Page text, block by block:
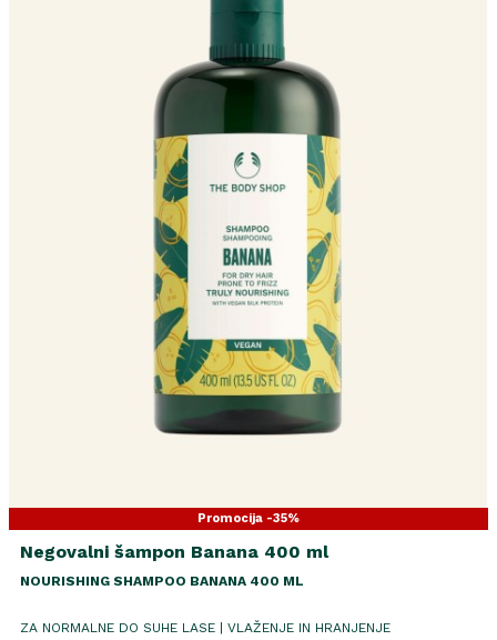
Promocija -35%
Negovalni šampon Banana 400 ml
NOURISHING SHAMPOO BANANA 400 ML
ZA NORMALNE DO SUHE LASE | VLAŽENJE IN HRANJENJE